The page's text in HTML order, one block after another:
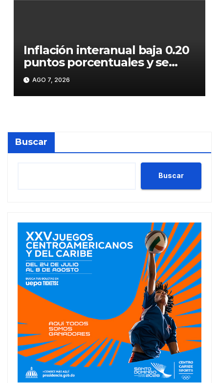
Inflación interanual baja 0.20
puntos porcentuales y se
sitúa en 5.47 %
AGO 7, 2026
Buscar
Buscar